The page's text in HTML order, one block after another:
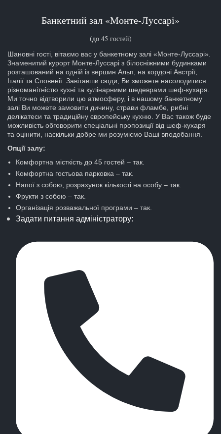
Банкетний зал «Монте-Луссарі»
(до 45 гостей)
Шановні гості, вітаємо вас у банкетному залі «Монте-Луссарі».
Знаменитий курорт Монте-Луссарі з білосніжними будинками
розташований на одній із вершин Альп, на кордоні Австрії,
Італії та Словенії. Завітавши сюди, Ви зможете насолодитися
різноманітністю кухні та кулінарними шедеврами шеф-кухаря.
Ми точно відтворили цю атмосферу, і в нашому банкетному
залі Ви можете замовити дичину, страви фламбе, рибні
делікатеси та традиційну європейську кухню. У Вас також буде
можливість обговорити спеціальні пропозиції від шеф-кухаря
та оцінити, наскільки добре ми розуміємо Ваші вподобання.
Опції залу:
Комфортна місткість до 45 гостей – так.
Комфортна гостьова парковка – так.
Напої з собою, розрахунок кількості на особу – так.
Фрукти з собою – так.
Організація розважальної програми – так.
Задати питання адміністратору: